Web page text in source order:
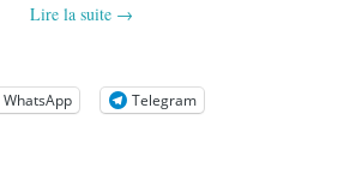
Lire la suite →
WhatsApp
Telegram